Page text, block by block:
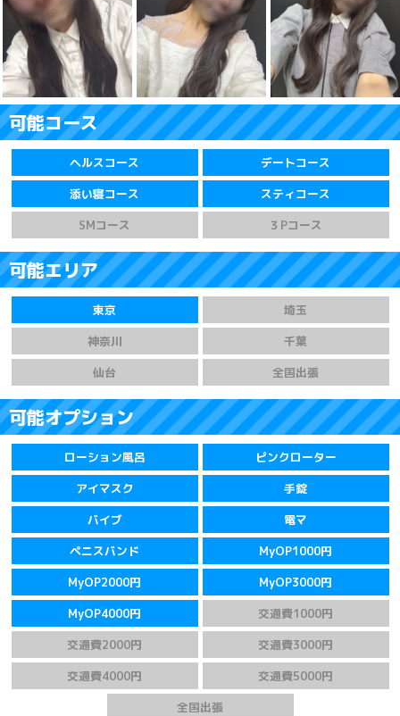
可能コース
ヘルスコース
デートコース
添い寝コース
スティコース
SMコース
３Pコース
可能エリア
東京
埼玉
神奈川
千葉
仙台
全国出張
可能オプション
ローション風呂
ピンクローター
アイマスク
手錠
バイブ
電マ
ペニスバンド
MyOP1000円
MyOP2000円
MyOP3000円
MyOP4000円
交通費1000円
交通費2000円
交通費3000円
交通費4000円
交通費5000円
全国出張